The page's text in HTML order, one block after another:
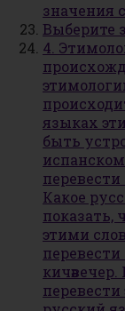
значения
Выберите
4.
языках
быть
перевести
Какое
показать,
этими
перевести
перевести